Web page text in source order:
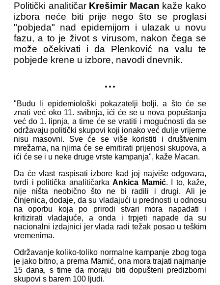
Politički analitičar Krešimir Macan kaže kako
izbora neće biti prije nego što se proglasi
"pobjeda" nad epidemijom i ulazak u novu
fazu, a to je život s virusom, nakon čega se
može očekivati i da Plenković na valu te
pobjede krene u izbore, navodi dnevnik.
...
"Budu li epidemiološki pokazatelji bolji, a što će se
znati već oko 11. svibnja, ići će se u nova popuštanja
već do 1. lipnja, a time će se vratiti i mogućnosti da se
održavaju politički skupovi koji ionako već dulje vrijeme
nisu masovni. Sve će se više koristiti i društvenim
mrežama, na njima će se emitirati prijenosi skupova, a
ići će se i u neke druge vrste kampanja", kaže Macan.
Da će vlast raspisati izbore kad joj najviše odgovara,
tvrdi i politička analitičarka Ankica Mamić. I to, kaže,
nije ništa neobično što ne bi radili i drugi. Ali je
činjenica, dodaje, da su vladajući u prednosti u odnosu
na oporbu koja po prirodi stvari mora napadati i
kritizirati vladajuće, a onda i trpjeti napade da su
nacionalni izdajnici jer vlada radi težak posao u teškim
vremenima.
Održavanje koliko-toliko normalne kampanje zbog toga
je jako bitno, a prema Mamić, ona mora trajati najmanje
15 dana, s time da moraju biti dopušteni predizborni
skupovi s barem 100 ljudi.